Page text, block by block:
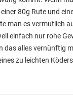
80g Rute und
man es vermutlich
einfach nur rohe
das alles vernünftig
zu leichten